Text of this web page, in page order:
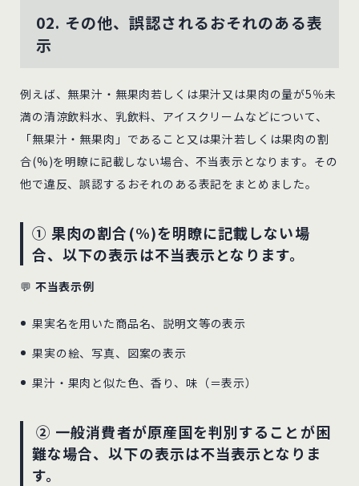
02. その他、誤認されるおそれのある表
示
例えば、無果汁・無果肉若しくは果汁又は果肉の量が5％未
満の清涼飲料水、乳飲料、アイスクリームなどについて、
「無果汁・無果肉」であること又は果汁若しくは果肉の割
合(%)を明瞭に記載しない場合、不当表示となります。その
他で違反、誤認するおそれのある表記をまとめました。
① 果肉の割合(%)を明瞭に記載しない場
合、以下の表示は不当表示となります。
💬 不当表示例
果実名を用いた商品名、説明文等の表示
果実の絵、写真、図案の表示
果汁・果肉と似た色、香り、味（＝表示）
② 一般消費者が原産国を判別することが困
難な場合、以下の表示は不当表示となりま
す。